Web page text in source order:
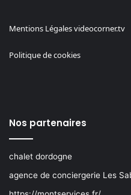
Mentions Légales videocorner.tv
Politique de cookies
Nos partenaires
chalet dordogne
agence de conciergerie Les